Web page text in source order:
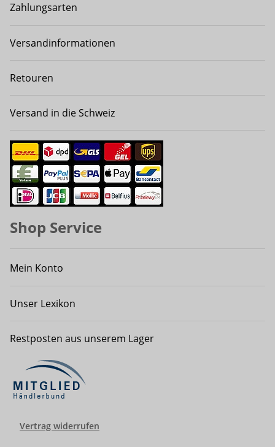
Zahlungsarten
Versandinformationen
Retouren
Versand in die Schweiz
Shop Service
Mein Konto
Unser Lexikon
Restposten aus unserem Lager
Vertrag widerrufen